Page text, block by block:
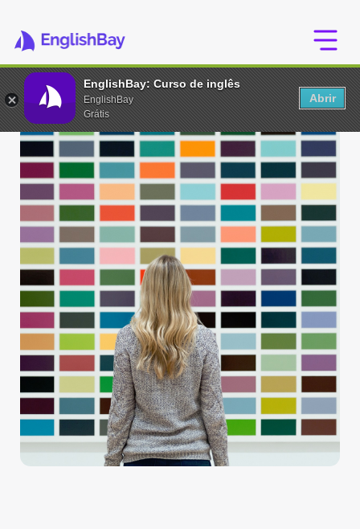
EnglishBay: Curso de inglês
EnglishBay
Grátis
Abrir